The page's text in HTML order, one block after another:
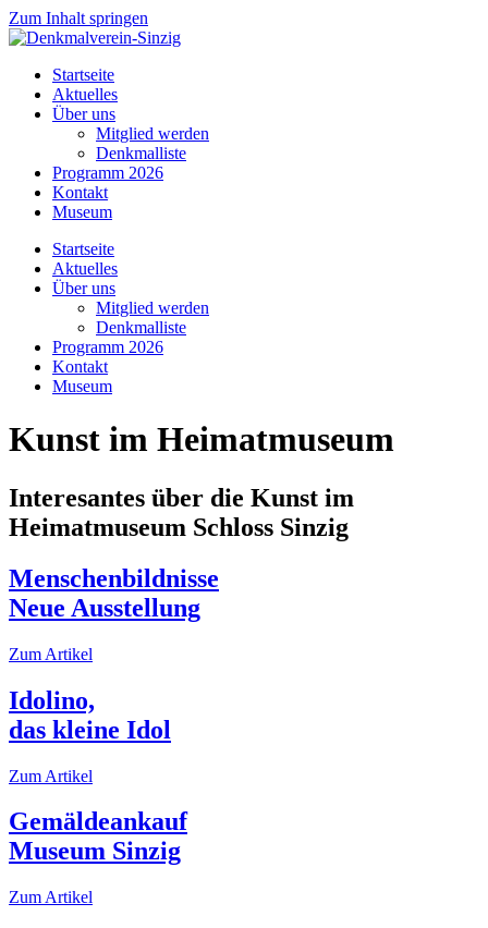
Zum Inhalt springen
Startseite
Aktuelles
Über uns
Mitglied werden
Denkmalliste
Programm 2026
Kontakt
Museum
Startseite
Aktuelles
Über uns
Mitglied werden
Denkmalliste
Programm 2026
Kontakt
Museum
Kunst im Heimatmuseum
Interesantes über die Kunst im
Heimatmuseum Schloss Sinzig
Menschenbildnisse
Neue Ausstellung
Zum Artikel
Idolino,
das kleine Idol
Zum Artikel
Gemäldeankauf
Museum Sinzig
Zum Artikel